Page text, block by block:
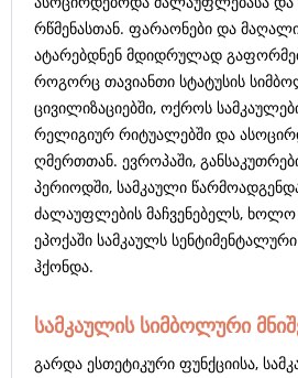
რწმენასთან. ფარაონები და
ატარებდნენ მდიდრულად
როგორც თავიანთი სტატუსის
ცივილიზაციებში, ოქროს
რელიგიურ რიტუალებში და
ღმერთთან. ევროპაში,
პერიოდში, სამკაული
ძალაუფლების მაჩვენებელს,
ეპოქაში სამკაულს
ჰქონდა.
სამკაულის სიმბოლური
გარდა ესთეტიკური ფუნქციისა,